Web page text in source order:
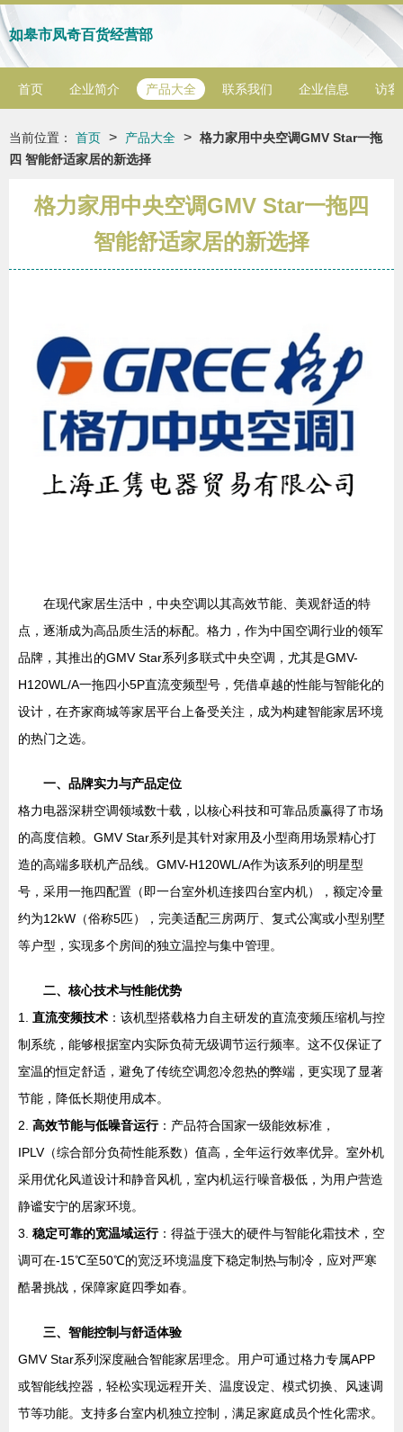
如皋市凤奇百货经营部
首页 企业简介 产品大全 联系我们 企业信息 访客
当前位置： 首页 > 产品大全 > 格力家用中央空调GMV Star一拖
四 智能舒适家居的新选择
格力家用中央空调GMV Star一拖四
智能舒适家居的新选择
在现代家居生活中，中央空调以其高效节能、美观舒适的特
点，逐渐成为高品质生活的标配。格力，作为中国空调行业的领军
品牌，其推出的GMV Star系列多联式中央空调，尤其是GMV-
H120WL/A一拖四小5P直流变频型号，凭借卓越的性能与智能化的
设计，在齐家商城等家居平台上备受关注，成为构建智能家居环境
的热门之选。
一、品牌实力与产品定位
格力电器深耕空调领域数十载，以核心科技和可靠品质赢得了市场
的高度信赖。GMV Star系列是其针对家用及小型商用场景精心打
造的高端多联机产品线。GMV-H120WL/A作为该系列的明星型
号，采用一拖四配置（即一台室外机连接四台室内机），额定冷量
约为12kW（俗称5匹），完美适配三房两厅、复式公寓或小型别墅
等户型，实现多个房间的独立温控与集中管理。
二、核心技术与性能优势
1. 直流变频技术 ：该机型搭载格力自主研发的直流变频压缩机与控
制系统，能够根据室内实际负荷无级调节运行频率。这不仅保证了
室温的恒定舒适，避免了传统空调忽冷忽热的弊端，更实现了显著
节能，降低长期使用成本。
2. 高效节能与低噪音运行：产品符合国家一级能效标准，
IPLV（综合部分负荷性能系数）值高，全年运行效率优异。室外机
采用优化风道设计和静音风机，室内机运行噪音极低，为用户营造
静谧安宁的居家环境。
3. 稳定可靠的宽温域运行：得益于强大的硬件与智能化霜技术，空
调可在-15℃至50℃的宽泛环境温度下稳定制热与制冷，应对严寒
酷暑挑战，保障家庭四季如春。
三、智能控制与舒适体验
GMV Star系列深度融合智能家居理念。用户可通过格力专属APP
或智能线控器，轻松实现远程开关、温度设定、模式切换、风速调
节等功能。支持多台室内机独立控制，满足家庭成员个性化需求。